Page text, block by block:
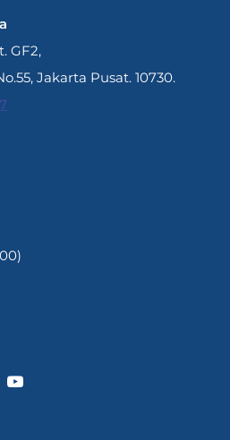
GF2,
Jakarta Pusat. 10730.